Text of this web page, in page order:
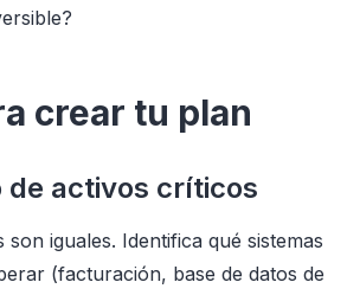
crear tu plan
de activos críticos
iguales. Identifica qué sistemas
(facturación, base de datos de